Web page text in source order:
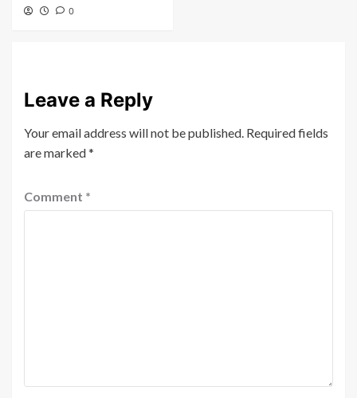
0
Leave a Reply
Your email address will not be published. Required fields
are marked*
Comment *